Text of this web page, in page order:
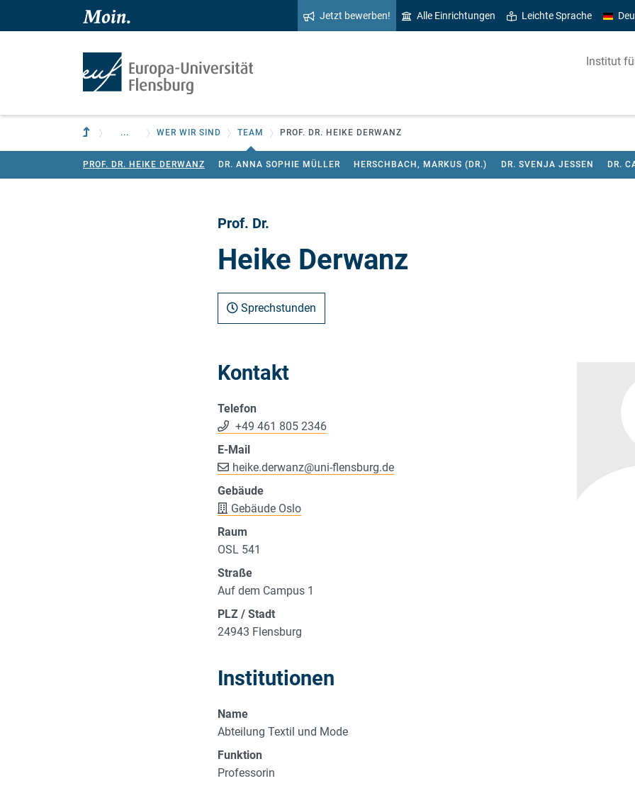
Zum Hauptinhalt springen
Zur Navigation springen
Jetzt bewerben! Alle Einrichtungen Leichte Sprache
Institut
Zur übergeordneten Einrichtung
... WER WIR SIND TEAM PROF. DR. HEIKE DERWANZ
PROF. DR. HEIKE DERWANZ DR. ANNA SOPHIE MÜLLER HERSCHBACH, MARKUS (DR.) DR. SVENJA JESSEN DR.
Prof. Dr.
Heike Derwanz
Sprechstunden
Kontakt
Telefon
+49 461 805 2346
E-Mail
heike.derwanz@uni-flensburg.de
Gebäude
Gebäude Oslo
Raum
OSL 541
Straße
Auf dem Campus 1
PLZ / Stadt
24943 Flensburg
Institutionen
Name
Abteilung Textil und Mode
Funktion
Professorin